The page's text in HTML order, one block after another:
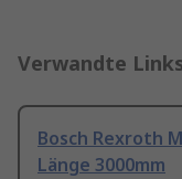
Verwandte
Bosch Rexroth
Länge 3000mm